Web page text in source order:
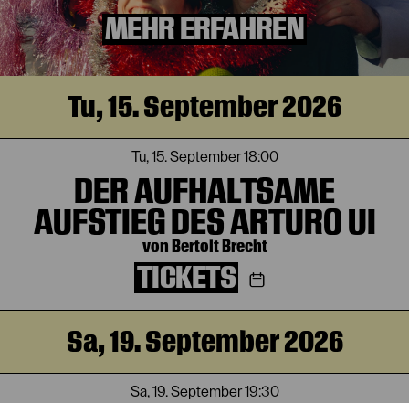
MEHR ERFAHREN
Tu, 15. September 2026
Tu, 15. September18:00
DER AUFHALTSAME
AUFSTIEG DES ARTURO UI
von Bertolt Brecht
TICKETS
Sa, 19. September 2026
Sa, 19. September19:30